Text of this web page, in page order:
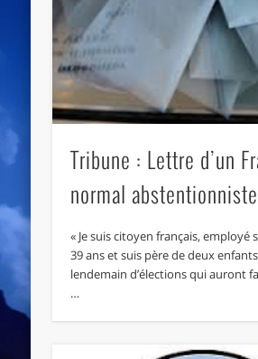
Tribune : Lettre d’un
normal abstentionniste
« Je suis citoyen français, employé
39 ans et suis père de deux
lendemain d’élections qui auront
…